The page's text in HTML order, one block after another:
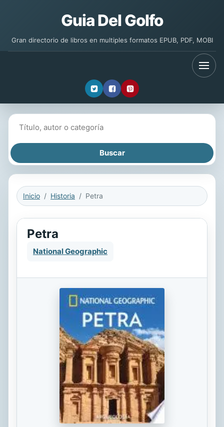
Guia Del Golfo
Gran directorio de libros en multiples formatos EPUB, PDF, MOBI
Inicio Historia Petra
Petra
National Geographic